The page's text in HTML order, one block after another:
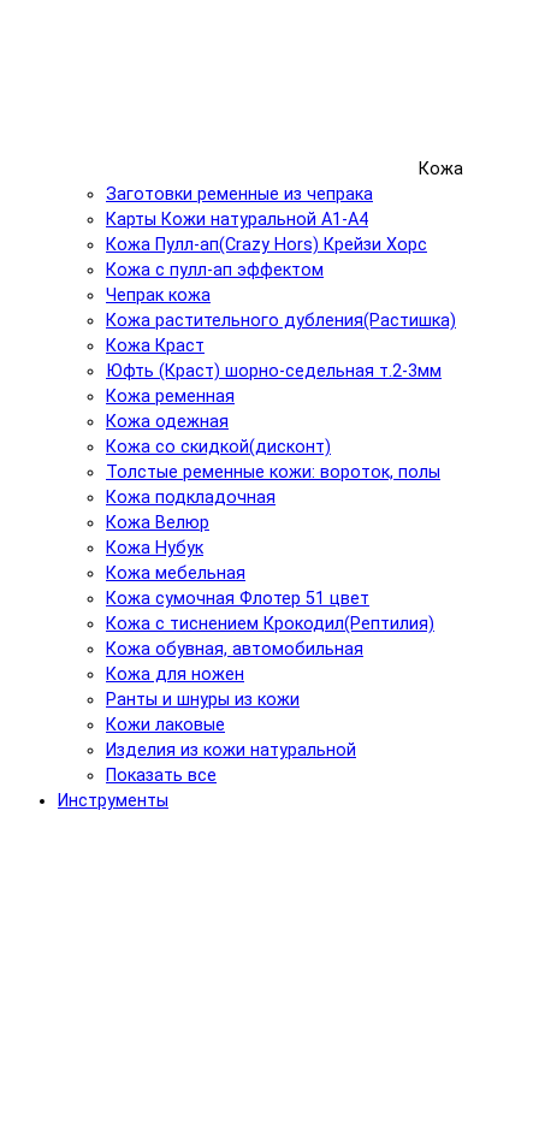
Кожа
Заготовки ременные из чепрака
Карты Кожи натуральной А1-А4
Кожа Пулл-ап(Crazy Hors) Крейзи Хорс
Кожа с пулл-ап эффектом
Чепрак кожа
Кожа растительного дубления(Растишка)
Кожа Краст
Юфть (Краст) шорно-седельная т.2-3мм
Кожа ременная
Кожа одежная
Кожа со скидкой(дисконт)
Толстые ременные кожи: вороток, полы
Кожа подкладочная
Кожа Велюр
Кожа Нубук
Кожа мебельная
Кожа сумочная Флотер 51 цвет
Кожа с тиснением Крокодил(Рептилия)
Кожа обувная, автомобильная
Кожа для ножен
Ранты и шнуры из кожи
Кожи лаковые
Изделия из кожи натуральной
Показать все
Инструменты